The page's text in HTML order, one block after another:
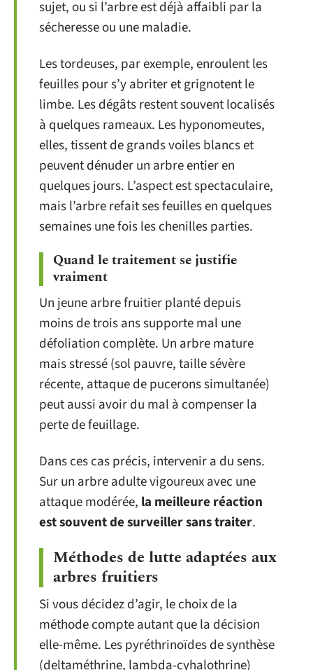
sujet, ou si l’arbre est déjà affaibli par la
sécheresse ou une maladie.
Les tordeuses, par exemple, enroulent les
feuilles pour s’y abriter et grignotent le
limbe. Les dégâts restent souvent localisés
à quelques rameaux. Les hyponomeutes,
elles, tissent de grands voiles blancs et
peuvent dénuder un arbre entier en
quelques jours. L’aspect est spectaculaire,
mais l’arbre refait ses feuilles en quelques
semaines une fois les chenilles parties.
Quand le traitement se justifie
vraiment
Un jeune arbre fruitier planté depuis
moins de trois ans supporte mal une
défoliation complète. Un arbre mature
mais stressé (sol pauvre, taille sévère
récente, attaque de pucerons simultanée)
peut aussi avoir du mal à compenser la
perte de feuillage.
Dans ces cas précis, intervenir a du sens.
Sur un arbre adulte vigoureux avec une
attaque modérée, la meilleure réaction
est souvent de surveiller sans traiter.
Méthodes de lutte adaptées aux
arbres fruitiers
Si vous décidez d’agir, le choix de la
méthode compte autant que la décision
elle-même. Les pyréthrinoïdes de synthèse
(deltaméthrine, lambda-cyhalothrine)